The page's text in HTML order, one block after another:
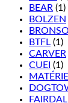
BEAR (1)
BOLZEN
BTFL (1)
CARVER
CUEI (1)